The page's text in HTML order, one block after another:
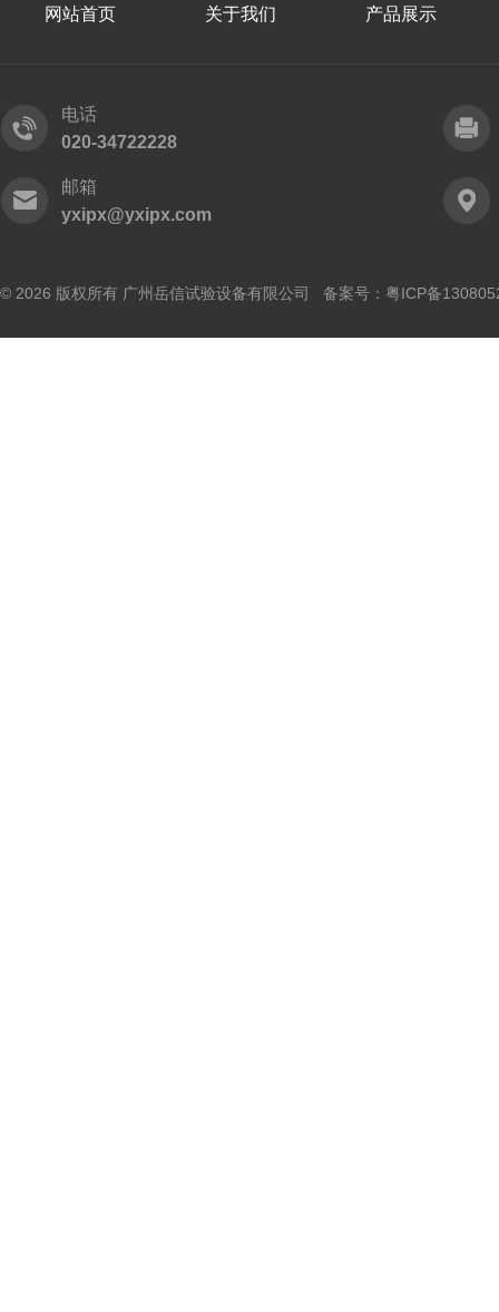
网站首页 关于我们 产品展示
电话
020-34722228
邮箱
yxipx@yxipx.com
© 2026 版权所有 广州岳信试验设备有限公司 备案号： 粤ICP备